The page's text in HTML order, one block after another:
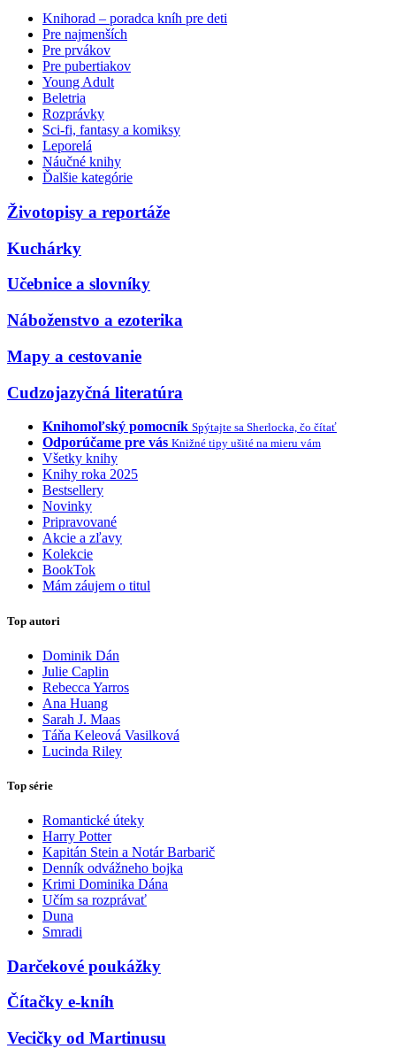
Knihorad – poradca kníh pre deti
Pre najmenších
Pre prvákov
Pre pubertiakov
Young Adult
Beletria
Rozprávky
Sci-fi, fantasy a komiksy
Leporelá
Náučné knihy
Ďalšie kategórie
Životopisy a reportáže
Kuchárky
Učebnice a slovníky
Náboženstvo a ezoterika
Mapy a cestovanie
Cudzojazyčná literatúra
Knihomoľský pomocník Spýtajte sa Sherlocka, čo čítať
Odporúčame pre vás Knižné tipy ušité na mieru vám
Všetky knihy
Knihy roka 2025
Bestsellery
Novinky
Pripravované
Akcie a zľavy
Kolekcie
BookTok
Mám záujem o titul
Top autori
Dominik Dán
Julie Caplin
Rebecca Yarros
Ana Huang
Sarah J. Maas
Táňa Keleová Vasilková
Lucinda Riley
Top série
Romantické úteky
Harry Potter
Kapitán Stein a Notár Barbarič
Denník odvážneho bojka
Krimi Dominika Dána
Učím sa rozprávať
Duna
Smradi
Darčekové poukážky
Čítačky e-kníh
Vecičky od Martinusu